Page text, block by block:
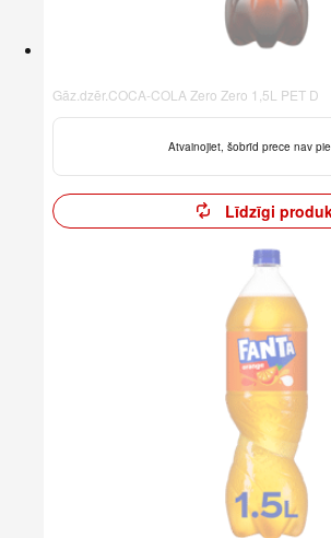
Gāz.dzēr.COCA-COLA Zero Zero 1,5L PET D
Atvainojiet, šobrīd prece nav
Līdzīgi